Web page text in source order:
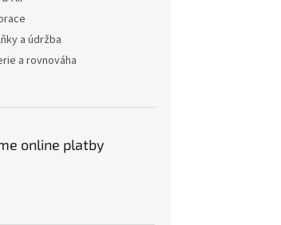
a údržba
a rovnováha
online platby